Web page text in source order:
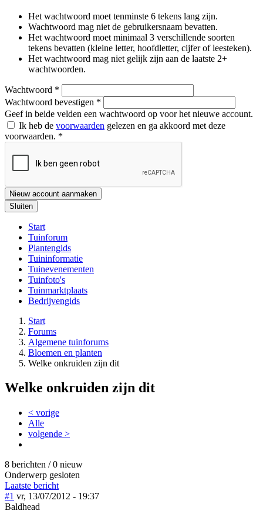
Het wachtwoord moet tenminste 6 tekens lang zijn.
Wachtwoord mag niet de gebruikersnaam bevatten.
Het wachtwoord moet minimaal 3 verschillende soorten
tekens bevatten (kleine letter, hoofdletter, cijfer of leesteken).
Het wachtwoord mag niet gelijk zijn aan de laatste 2+
wachtwoorden.
Wachtwoord *
Wachtwoord bevestigen *
Geef in beide velden een wachtwoord op voor het nieuwe account.
Ik heb de voorwaarden gelezen en ga akkoord met deze
voorwaarden. *
Nieuw account aanmaken
Sluiten
Start
Tuinforum
Plantengids
Tuininformatie
Tuinevenementen
Tuinfoto's
Tuinmarktplaats
Bedrijvengids
Start
Forums
Algemene tuinforums
Bloemen en planten
Welke onkruiden zijn dit
Welke onkruiden zijn dit
< vorige
Alle
volgende >
8 berichten / 0 nieuw
Onderwerp gesloten
Laatste bericht
#1 vr, 13/07/2012 - 19:37
Baldhead